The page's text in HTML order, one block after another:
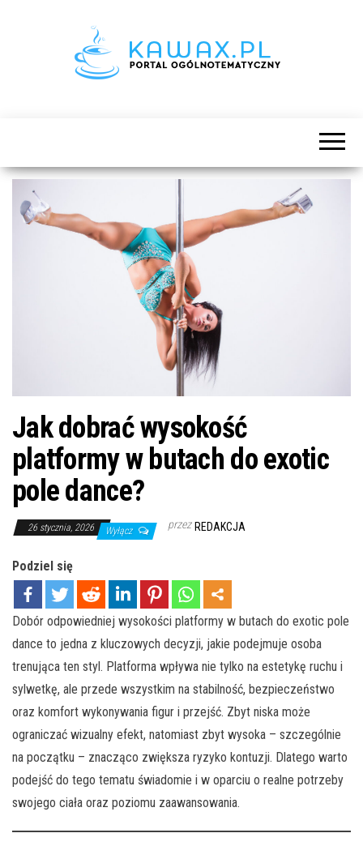
Jak dobrać wysokość
platformy w butach do exotic
pole dance?
26 stycznia, 2026 Wyłącz przez REDAKCJA
Podziel się
Dobór odpowiedniej wysokości platformy w butach do exotic pole
dance to jedna z kluczowych decyzji, jakie podejmuje osoba
trenująca ten styl. Platforma wpływa nie tylko na estetykę ruchu i
sylwetkę, ale przede wszystkim na stabilność, bezpieczeństwo
oraz komfort wykonywania figur i przejść. Zbyt niska może
ograniczać wizualny efekt, natomiast zbyt wysoka – szczególnie
na początku – znacząco zwiększa ryzyko kontuzji. Dlatego warto
podejść do tego tematu świadomie i w oparciu o realne potrzeby
swojego ciała oraz poziomu zaawansowania.